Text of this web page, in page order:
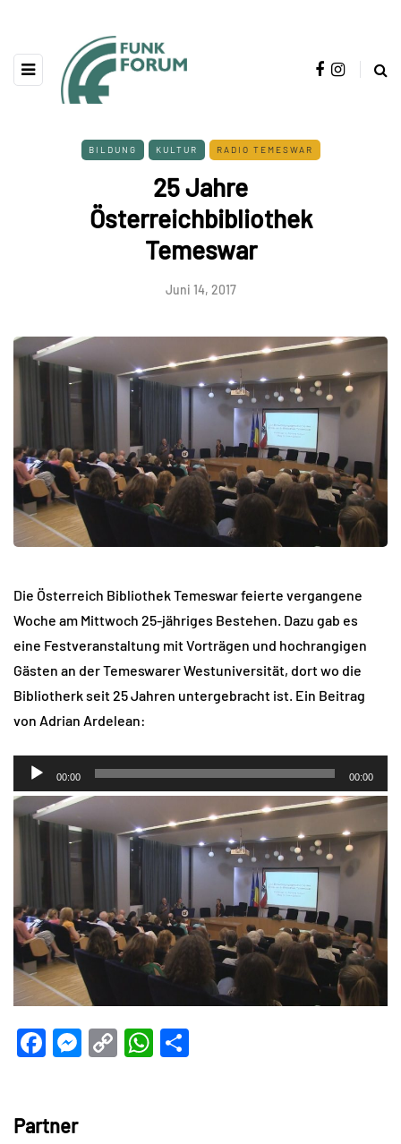
BILDUNG KULTUR RADIO TEMESWAR
25 Jahre
Österreichbibliothek
Temeswar
Juni 14, 2017
Die Österreich Bibliothek Temeswar feierte vergangene
Woche am Mittwoch 25-jähriges Bestehen. Dazu gab es
eine Festveranstaltung mit Vorträgen und hochrangigen
Gästen an der Temeswarer Westuniversität, dort wo die
Bibliotherk seit 25 Jahren untergebracht ist. Ein Beitrag
von Adrian Ardelean:
Audio-
Player
00:00 00:00
Facebook
Messenger
CopyWhatsApp
Partner